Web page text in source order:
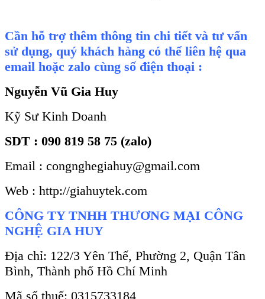
Cần hỗ trợ thêm thông tin chi tiết và tư vấn
sử dụng, quý khách hàng có thể liên hệ qua
email hoặc zalo cùng số điện thoại :
Nguyễn Vũ Gia Huy
Kỹ Sư Kinh Doanh
SDT : 090 819 58 75 (zalo)
Email : congnghegiahuy@gmail.com
Web : http://giahuytek.com
CÔNG TY TNHH THƯƠNG MẠI CÔNG
NGHỆ GIA HUY
Địa chỉ: 122/3 Yên Thế, Phường 2, Quận Tân
Bình, Thành phố Hồ Chí Minh
Mã số thuế: 0315733184